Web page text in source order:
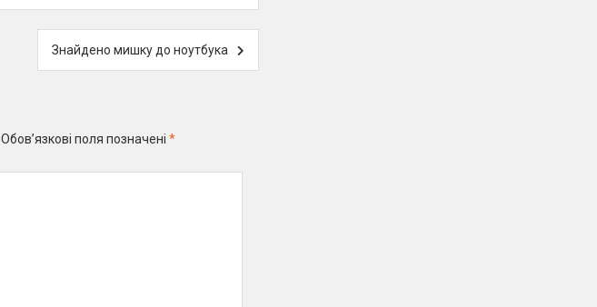
Знайдено мишку до ноутбука
Обов’язкові поля позначені *